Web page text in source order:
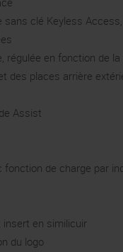
clé Keyless
régulée en fonction de
des places arrière
Assist
fonction de charge par
insert en similicuir
du logo